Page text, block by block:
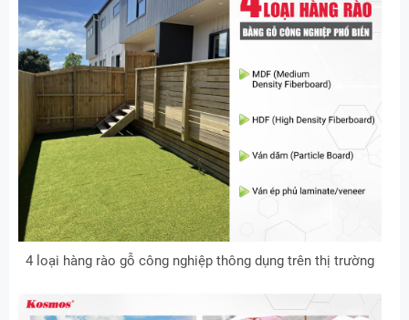
4 loại hàng rào gỗ công nghiệp thông dụng trên thị trường